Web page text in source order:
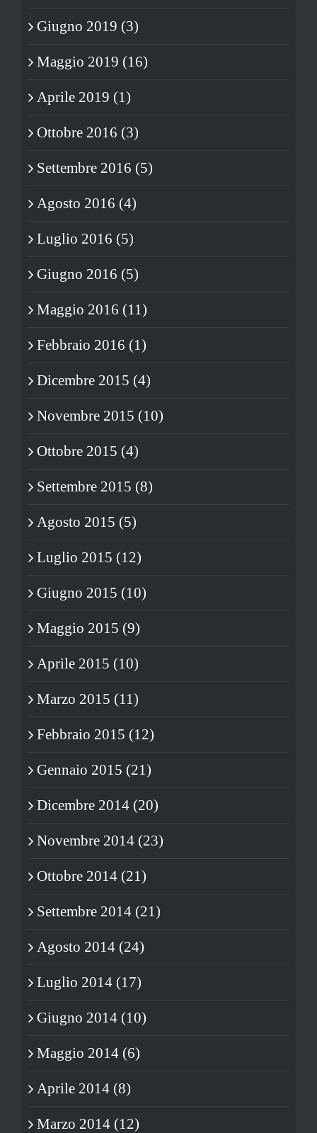
Giugno 2019 (3)
Maggio 2019 (16)
Aprile 2019 (1)
Ottobre 2016 (3)
Settembre 2016 (5)
Agosto 2016 (4)
Luglio 2016 (5)
Giugno 2016 (5)
Maggio 2016 (11)
Febbraio 2016 (1)
Dicembre 2015 (4)
Novembre 2015 (10)
Ottobre 2015 (4)
Settembre 2015 (8)
Agosto 2015 (5)
Luglio 2015 (12)
Giugno 2015 (10)
Maggio 2015 (9)
Aprile 2015 (10)
Marzo 2015 (11)
Febbraio 2015 (12)
Gennaio 2015 (21)
Dicembre 2014 (20)
Novembre 2014 (23)
Ottobre 2014 (21)
Settembre 2014 (21)
Agosto 2014 (24)
Luglio 2014 (17)
Giugno 2014 (10)
Maggio 2014 (6)
Aprile 2014 (8)
Marzo 2014 (12)